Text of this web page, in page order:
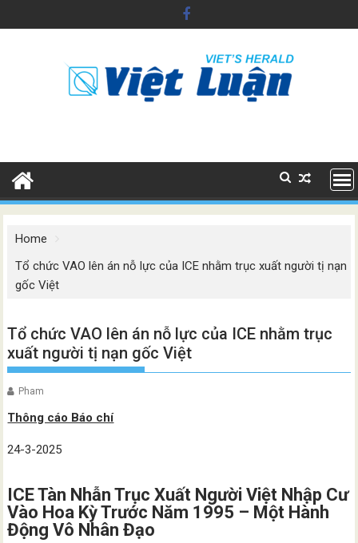
to
Home
Tổ chức VAO lên án nỗ lực của ICE nhằm trục xuất người tị nạn
gốc Việt
Tổ chức VAO lên án nỗ lực của ICE nhằm trục
xuất người tị nạn gốc Việt
Pham
Thông cáo Báo chí
24-3-2025
ICE Tàn Nhẫn Trục Xuất Người Việt Nhập Cư
Vào Hoa Kỳ Trước Năm 1995 – Một Hành
Động Vô Nhân Đạo